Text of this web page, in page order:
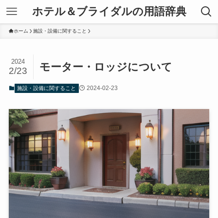
ホテル＆ブライダルの用語辞典
ホーム 施設・設備に関すること
モーター・ロッジについて
2024
2/23
施設・設備に関すること 2024-02-23